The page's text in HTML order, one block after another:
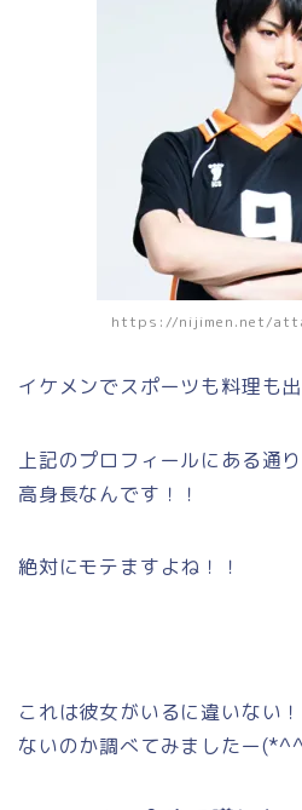
https://nijimen.net/
イケメンでスポーツも料理も
上記のプロフィールにある通り
高身長なんです！！
絶対にモテますよね！！
これは彼女がいるに違いない
ないのか調べてみましたー